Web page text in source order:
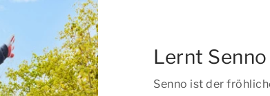
Lernt
Senno ist der